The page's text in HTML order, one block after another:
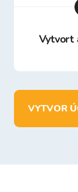
Vytvort
VYTVOR